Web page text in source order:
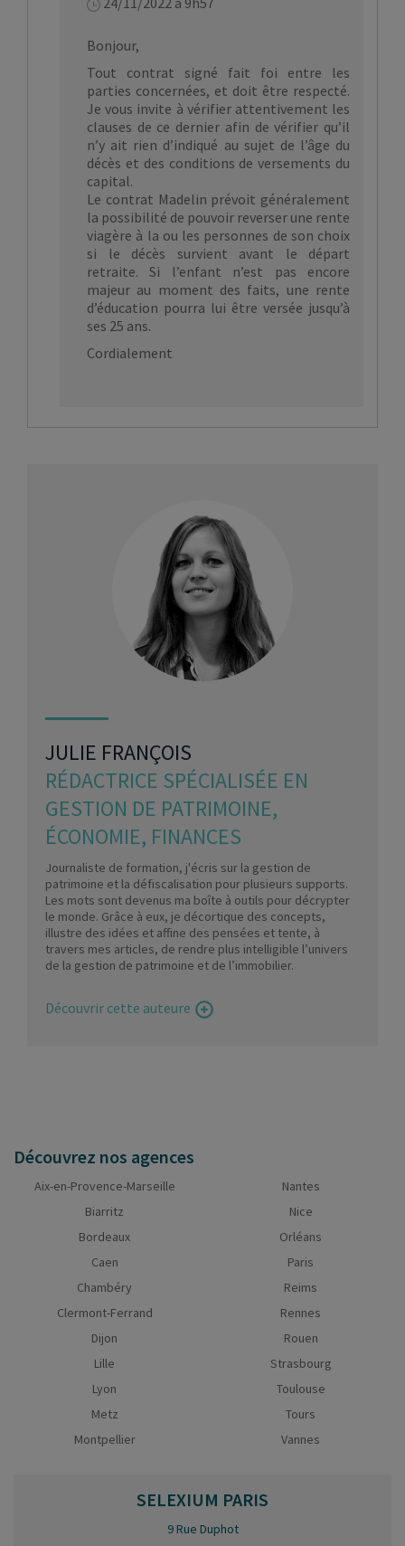
Bonjour,
Tout contrat signé fait foi entre les
parties concernées, et doit être respecté.
Je vous invite à vérifier attentivement les
clauses de ce dernier afin de vérifier qu’il
n’y ait rien d’indiqué au sujet de l’âge du
décès et des conditions de versements du
capital.
Le contrat Madelin prévoit généralement
la possibilité de pouvoir reverser une rente
viagère à la ou les personnes de son choix
si le décès survient avant le départ
retraite. Si l’enfant n’est pas encore
majeur au moment des faits, une rente
d’éducation pourra lui être versée jusqu’à
ses 25 ans.
Cordialement
JULIE FRANÇOIS
RÉDACTRICE SPÉCIALISÉE EN
GESTION DE PATRIMOINE,
ÉCONOMIE, FINANCES
Journaliste de formation, j'écris sur la gestion de
patrimoine et la défiscalisation pour plusieurs supports.
Les mots sont devenus ma boîte à outils pour décrypter
le monde. Grâce à eux, je décortique des concepts,
illustre des idées et affine des pensées et tente, à
travers mes articles, de rendre plus intelligible l’univers
de la gestion de patrimoine et de l’immobilier.
Découvrir cette auteure
Découvrez nos agences
Aix-en-Provence-Marseille
Biarritz
Bordeaux
Caen
Chambéry
Clermont-Ferrand
Dijon
Lille
Lyon
Metz
Montpellier
Nantes
Nice
Orléans
Paris
Reims
Rennes
Rouen
Strasbourg
Toulouse
Tours
Vannes
SELEXIUM PARIS
9 Rue Duphot